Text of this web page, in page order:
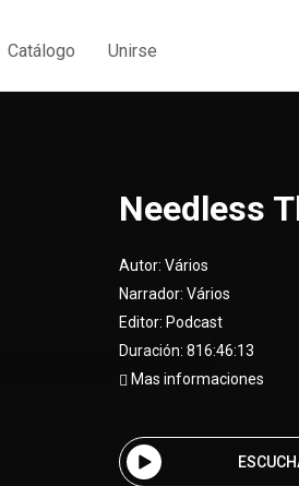
Catálogo Unirse
Needless
Autor: Vários
Narrador: Vários
Editor: Podcast
Duración: 816:46:13
Mas informaciones